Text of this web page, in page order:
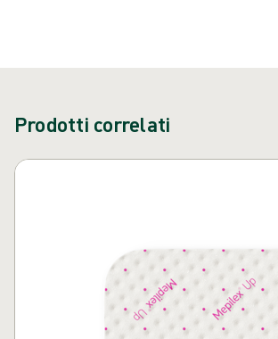
Prodotti correlati